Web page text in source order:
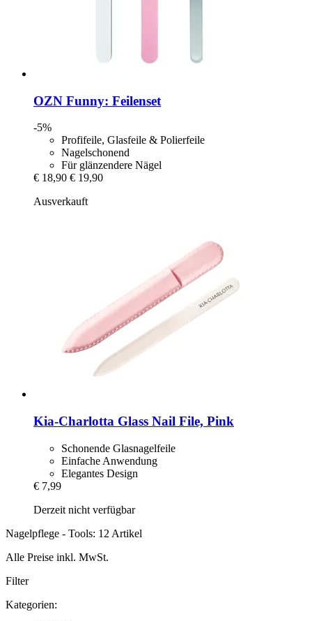
OZN Funny: Feilenset
-5%
Profifeile, Glasfeile & Polierfeile
Nagelschonend
Für glänzendere Nägel
€ 18,90 € 19,90
Ausverkauft
Kia-Charlotta Glass Nail File, Pink
Schonende Glasnagelfeile
Einfache Anwendung
Elegantes Design
€ 7,99
Derzeit nicht verfügbar
Nagelpflege - Tools: 12 Artikel
Alle Preise inkl. MwSt.
Filter
Kategorien: